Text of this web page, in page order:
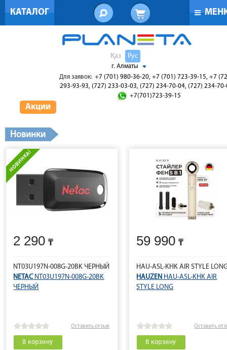
КАТАЛОГ
Қаз Рус
г. Алматы
Для заявок: +7 (701) 980-36-20, +7 (701) 723-39-15, +7
293-93-93, (727) 233-03-03, (727) 234-70-04, (727) 234-
+7(701)723-39-15
Акции
Новинки
2 290
NT03U197N-008G-20BK ЧЕРНЫЙ
NETACNT03U197N-008G-20BK
ЧЕРНЫЙ
Оставить отзыв
В корзину
59 990
HAU-ASL-KHK AIR STYLE
HAUZEN HAU-ASL-KHK AIR
STYLE LONG
Оставить
В корзину